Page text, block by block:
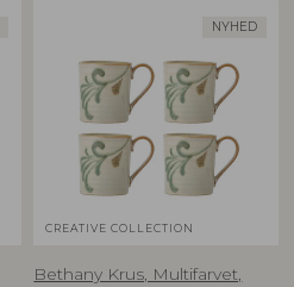
NYHED
CREATIVE COLLECTION
Bethany Krus, Multifarvet,